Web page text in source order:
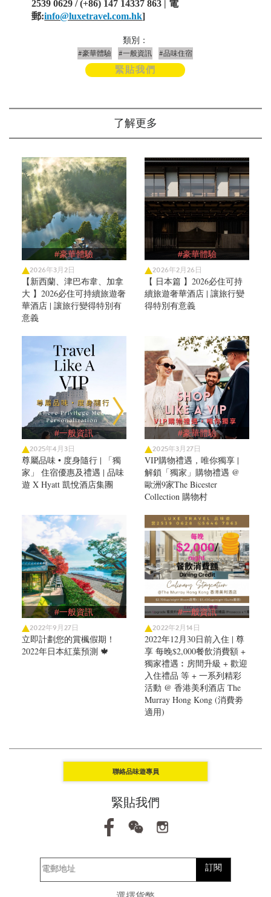
2539 0629 / (+86) 147 14337 863 | 電
郵:info@luxetravel.com.hk]
類別：
#豪華體驗 #一般資訊 #品味住宿
緊貼我們
了解更多
#豪華體驗
2026年3月2日
【新西蘭、津巴布韋、加拿
大 】2026必住可持續旅遊奢
華酒店 | 讓旅行變得特別有
意義
#豪華體驗
2026年2月26日
【 日本篇 】2026必住可持
續旅遊奢華酒店 | 讓旅行變
得特別有意義
#一般資訊
2025年4月3日
尊屬品味 • 度身隨行 | 「獨
家」 住宿優惠及禮遇 | 品味
遊 X Hyatt 凱悅酒店集團
#豪華體驗
2025年3月27日
VIP購物禮遇，唯你獨享 |
解鎖「獨家」購物禮遇 @
歐洲9家The Bicester
Collection 購物村
#一般資訊
2022年9月27日
立即計劃您的賞楓假期！
2022年日本紅葉預測 🍁
#一般資訊
2022年2月14日
2022年12月30日前入住 | 尊
享 每晚$2,000餐飲消費額 +
獨家禮遇︰房間升級 + 歡迎
入住禮品 等 + 一系列精彩
活動 @ 香港美利酒店 The
Murray Hong Kong (消費劵
適用)
聯絡品味遊專員
緊貼我們
訂閱